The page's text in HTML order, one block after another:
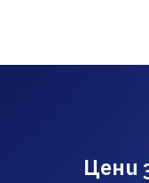
Цени